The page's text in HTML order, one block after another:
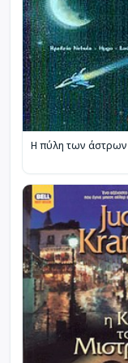
Η πύλη των άστρων